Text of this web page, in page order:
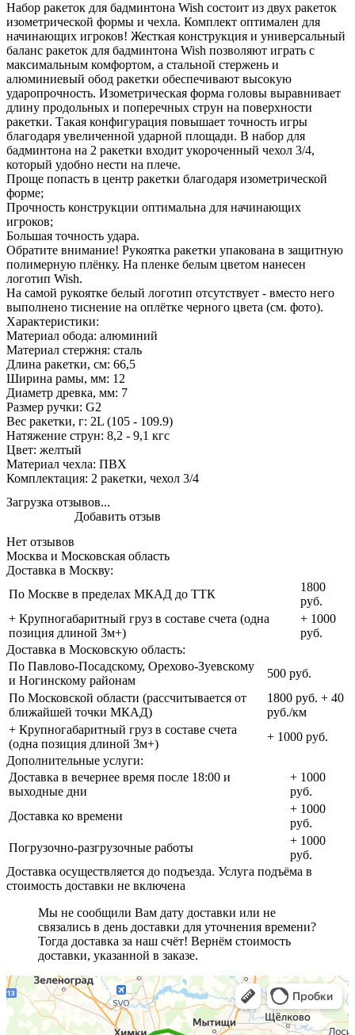
Набор ракеток для бадминтона Wish состоит из двух ракеток
изометрической формы и чехла. Комплект оптимален для
начинающих игроков! Жесткая конструкция и универсальный
баланс ракеток для бадминтона Wish позволяют играть с
максимальным комфортом, а стальной стержень и
алюминиевый обод ракетки обеспечивают высокую
ударопрочность. Изометрическая форма головы выравнивает
длину продольных и поперечных струн на поверхности
ракетки. Такая конфигурация повышает точность игры
благодаря увеличенной ударной площади. В набор для
бадминтона на 2 ракетки входит укороченный чехол 3/4,
который удобно нести на плече.
Проще попасть в центр ракетки благодаря изометрической
форме;
Прочность конструкции оптимальна для начинающих
игроков;
Большая точность удара.
Обратите внимание! Рукоятка ракетки упакована в защитную
полимерную плёнку. На пленке белым цветом нанесен
логотип Wish.
На самой рукоятке белый логотип отсутствует - вместо него
выполнено тиснение на оплётке черного цвета (см. фото).
Характеристики:
Материал обода: алюминий
Материал стержня: сталь
Длина ракетки, см: 66,5
Ширина рамы, мм: 12
Диаметр древка, мм: 7
Размер ручки: G2
Вес ракетки, г: 2L (105 - 109.9)
Натяжение струн: 8,2 - 9,1 кгс
Цвет: желтый
Материал чехла: ПВХ
Комплектация: 2 ракетки, чехол 3/4
Загрузка отзывов...
Нет отзывов
Добавить отзыв
Москва и Московская область
Доставка в Москву:
По Москве в пределах МКАД до ТТК
1800
руб.
+ Крупногабаритный груз в составе счета (одна
позиция длиной 3м+)
+ 1000
руб.
Доставка в Московскую область:
По Павлово-Посадскому, Орехово-Зуевскому
и Ногинскому районам
500 руб.
По Московской области (рассчитывается от
ближайшей точки МКАД)
1800 руб. + 40
руб./км
+ Крупногабаритный груз в составе счета
(одна позиция длиной 3м+)
+ 1000 руб.
Дополнительные услуги:
Доставка в вечернее время после 18:00 и
выходные дни
+ 1000
руб.
Доставка ко времени
+ 1000
руб.
Погрузочно-разгрузочные работы
+ 1000
руб.
Доставка осуществляется до подъезда. Услуга подъёма в
стоимость доставки не включена
Мы не сообщили Вам дату доставки или не
связались в день доставки для уточнения времени?
Тогда доставка за наш счёт! Вернём стоимость
доставки, указанной в заказе.